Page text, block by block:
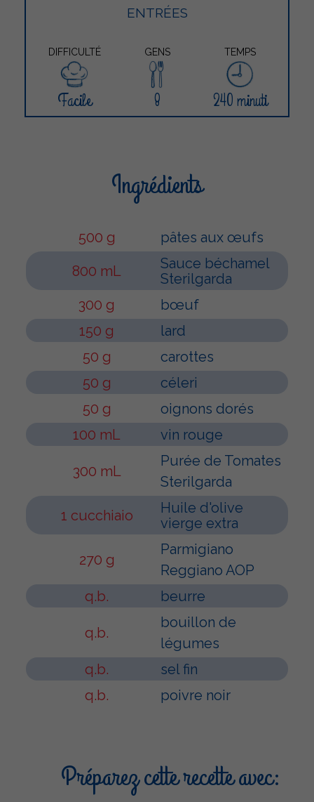
ENTRÉES
DIFFICULTÉ GENS TEMPS
Facile 8 240 minuti
Ingrédients
500 g
pâtes aux œufs
800 mL
Sauce béchamel
Sterilgarda
300 g
bœuf
150 g
lard
50 g
carottes
50 g
céleri
50 g
oignons dorés
100 mL
vin rouge
300 mL
Purée de Tomates
Sterilgarda
1 cucchiaio
Huile d'olive
vierge extra
270 g
Parmigiano
Reggiano AOP
q.b.
beurre
q.b.
bouillon de
légumes
q.b.
sel fin
q.b.
poivre noir
Préparez cette recette avec: